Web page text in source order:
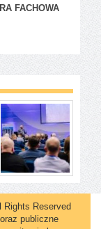
FACHOWA
Rights Reserved
publiczne